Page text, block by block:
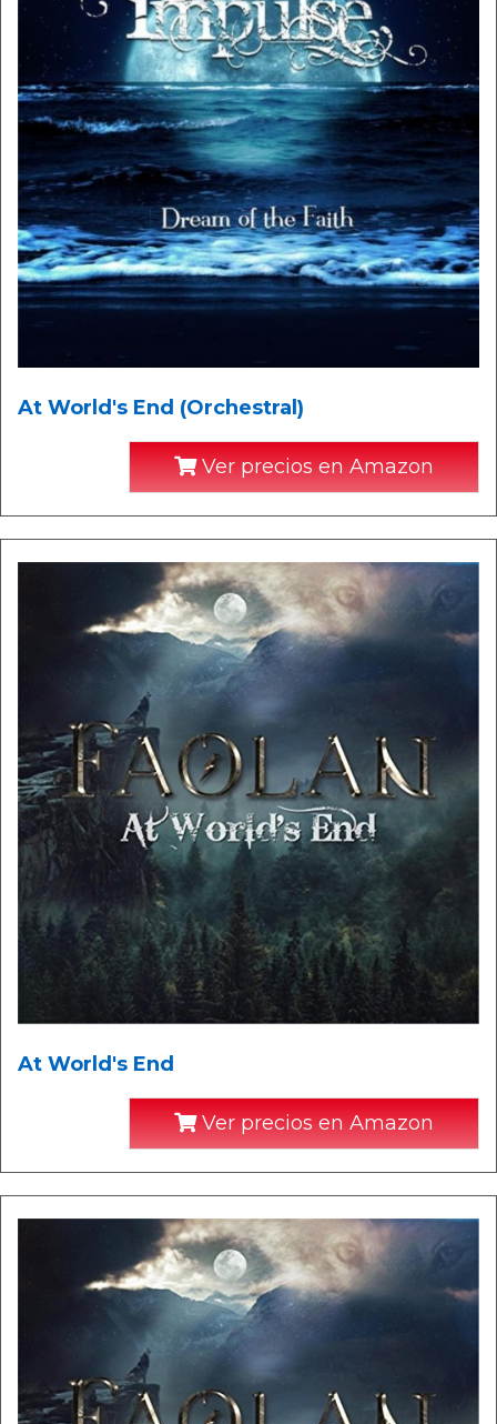
At World's End (Orchestral)
Ver precios en Amazon
At World's End
Ver precios en Amazon